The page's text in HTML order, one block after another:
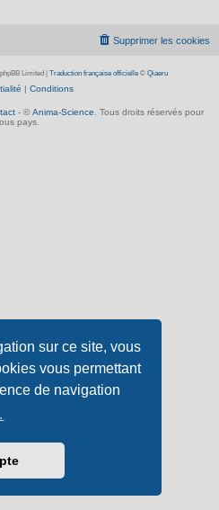
sur ce site, vous
vous permettant
de navigation
Supprimer les cookies
Limited Traduction française officielle© Qiaeru
| Conditions
- © Anima-Science. Tous droits réservés pour
pays.